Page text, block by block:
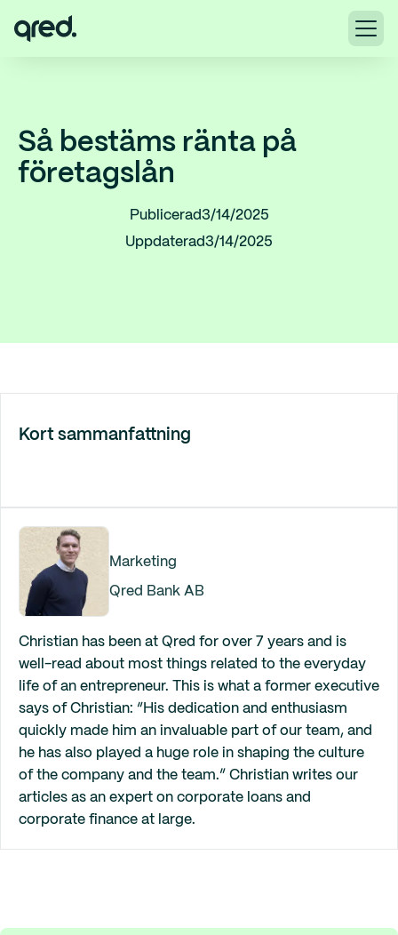
Så bestäms ränta på
företagslån
Publicerad3/14/2025
Uppdaterad3/14/2025
Kort sammanfattning
Marketing
Qred Bank AB
Christian has been at Qred for over 7 years and is
well-read about most things related to the everyday
life of an entrepreneur. This is what a former executive
says of Christian: “His dedication and enthusiasm
quickly made him an invaluable part of our team, and
he has also played a huge role in shaping the culture
of the company and the team.” Christian writes our
articles as an expert on corporate loans and
corporate finance at large.